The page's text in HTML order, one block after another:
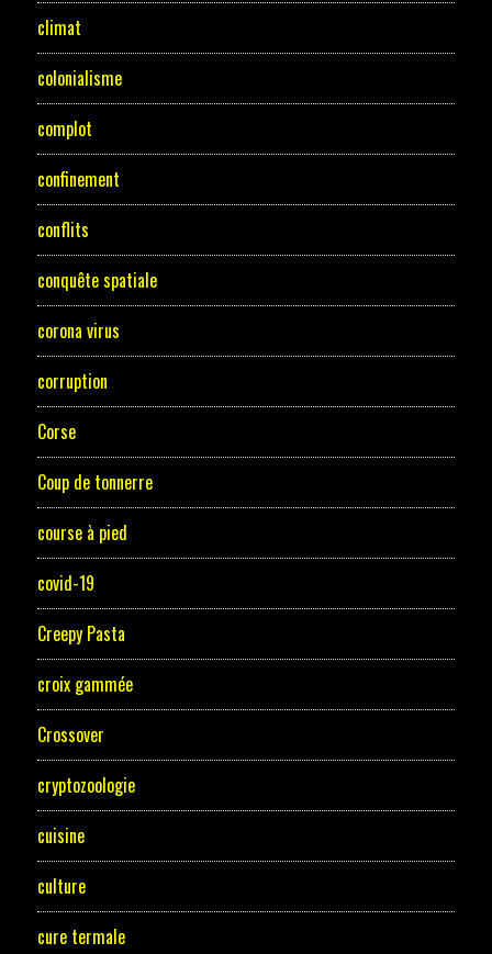
climat
colonialisme
complot
confinement
conflits
conquête spatiale
corona virus
corruption
Corse
Coup de tonnerre
course à pied
covid-19
Creepy Pasta
croix gammée
Crossover
cryptozoologie
cuisine
culture
cure termale